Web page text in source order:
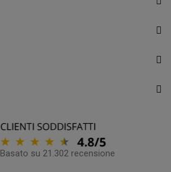
Basato su 21.302 recensione